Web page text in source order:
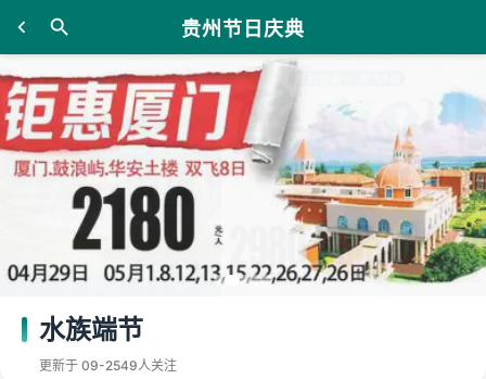
贵州节日庆典
水族端节
更新于 09-2549人关注